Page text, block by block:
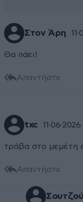
Στον Άρη
Θα πάει!
Απαντήστε
txc
τράβα στο μεμέτη
Απαντήστε